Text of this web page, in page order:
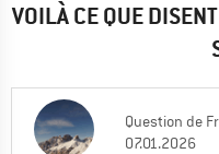
VOILÀ CE QUE
Question de
07.01.2026